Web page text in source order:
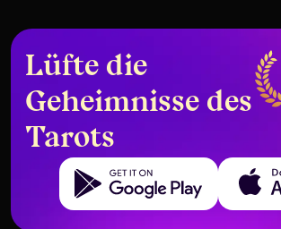
Lüfte die
Geheimnisse des
Tarots
Get it on Google Play Download